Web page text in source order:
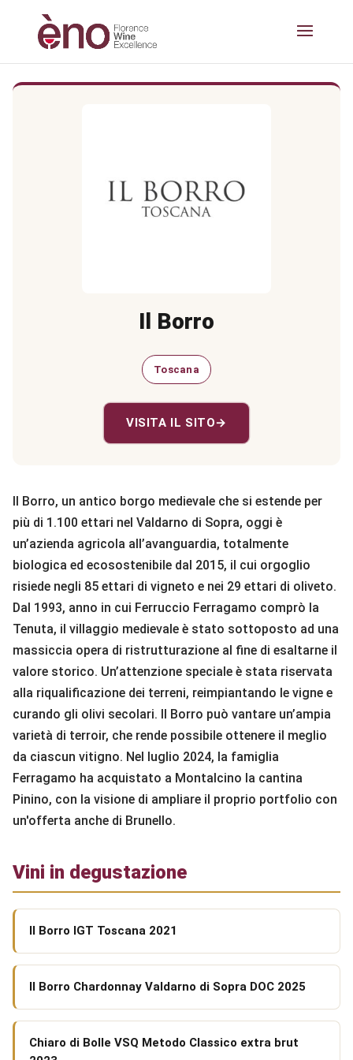
Il Borro
Toscana
VISITA IL SITO→
Il Borro, un antico borgo medievale che si estende per
più di 1.100 ettari nel Valdarno di Sopra, oggi è
un’azienda agricola all’avanguardia, totalmente
biologica ed ecosostenibile dal 2015, il cui orgoglio
risiede negli 85 ettari di vigneto e nei 29 ettari di oliveto.
Dal 1993, anno in cui Ferruccio Ferragamo comprò la
Tenuta, il villaggio medievale è stato sottoposto ad una
massiccia opera di ristrutturazione al fine di esaltarne il
valore storico. Un’attenzione speciale è stata riservata
alla riqualificazione dei terreni, reimpiantando le vigne e
curando gli olivi secolari. Il Borro può vantare un’ampia
varietà di terroir, che rende possibile ottenere il meglio
da ciascun vitigno. Nel luglio 2024, la famiglia
Ferragamo ha acquistato a Montalcino la cantina
Pinino, con la visione di ampliare il proprio portfolio con
un'offerta anche di Brunello.
Vini in degustazione
Il Borro IGT Toscana 2021
Il Borro Chardonnay Valdarno di Sopra DOC 2025
Chiaro di Bolle VSQ Metodo Classico extra brut